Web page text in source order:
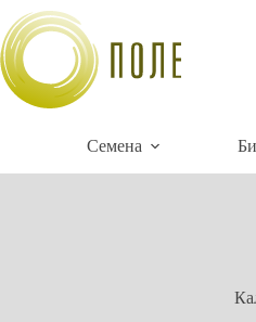
Перейти
сути
Семена